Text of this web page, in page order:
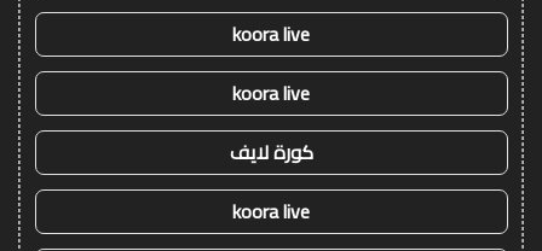
koora live
koora live
كورة لايف
koora live